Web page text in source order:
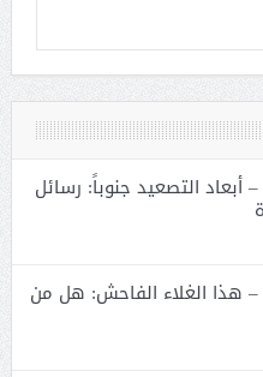
أبعاد التصعيد جنوباً: رسائل
– هذا الغلاء الفاحش: هل من